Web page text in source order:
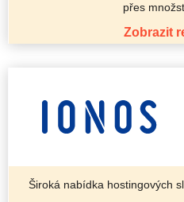
přes
Zobrazit
Široká nabídka hostingových